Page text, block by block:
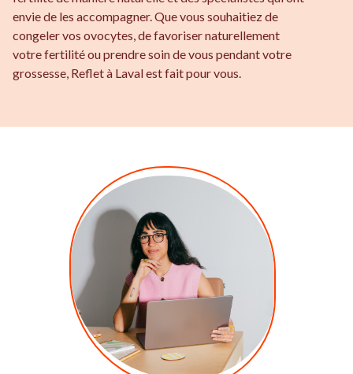
envie de les accompagner. Que vous souhaitiez de
congeler vos ovocytes, de favoriser naturellement
votre fertilité ou prendre soin de vous pendant votre
grossesse, Reflet à Laval est fait pour vous.